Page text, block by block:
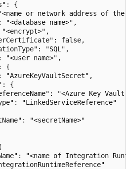
{
or network address of
"<database name>",
false,
"SQL",
"<user name>",
{
"AzureKeyVaultSecret",
{
"<Azure Key
"LinkedServiceReference"
"<secretName>"
"<name of Integration